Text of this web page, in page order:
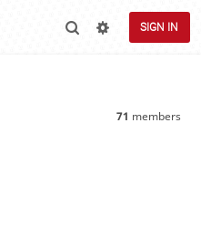
SIGN IN
71 members